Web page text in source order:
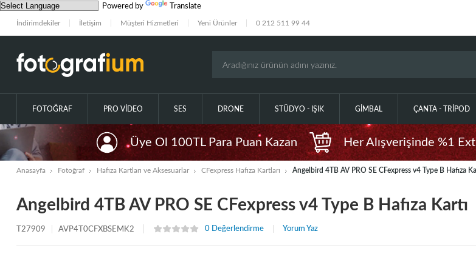
Powered by Translate
İndirimdekiler İletişim Müşteri Hizmetleri Yeni Ürünler 0 212 511 99 44
FOTOĞRAF PRO VIDEO SES DRONE STÜDYO - IŞIK GIMBAL ÇANTA - TRIPOD
Üye Ol 100TL Para Puan Kazan Her Alışverişinde %1
Anasayfa Fotoğraf Hafıza Kartları ve Aksesuarlar CFexpress Hafıza Kartları Angelbird 4TB AV PRO SE CFexpress v4 Type B Hafıza
Angelbird 4TB AV PRO SE CFexpress v4 Type B Hafıza Kartı
T27909 AVP4T0CFXBSEMK2 0 Değerlendirme Yorum Yaz